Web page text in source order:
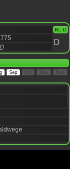
RL D
D
)
Sep Dez